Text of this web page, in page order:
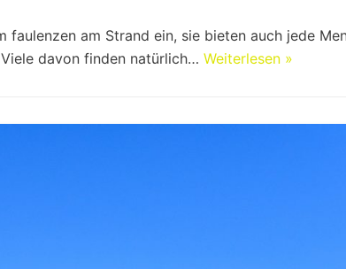
faulenzen am Strand ein, sie bieten auch jede
davon finden natürlich… Weiterlesen »